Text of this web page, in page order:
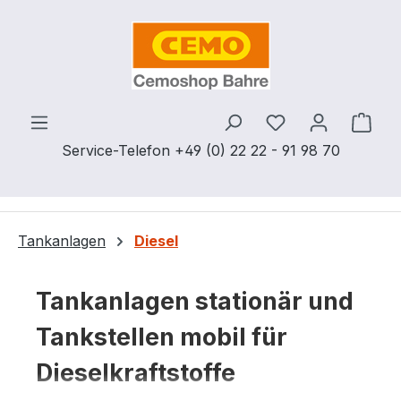
Zum Hauptinhalt springen
Service-Telefon +49 (0) 22 22 - 91 98 70
Du hast 0
Tankanlagen Diesel
Tankanlagen stationär und
Tankstellen mobil für
Dieselkraftstoffe